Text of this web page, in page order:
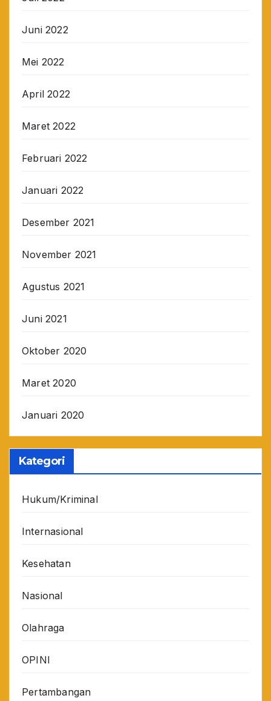
Juni 2022
Mei 2022
April 2022
Maret 2022
Februari 2022
Januari 2022
Desember 2021
November 2021
Agustus 2021
Juni 2021
Oktober 2020
Maret 2020
Januari 2020
Kategori
Hukum/Kriminal
Internasional
Kesehatan
Nasional
Olahraga
OPINI
Pertambangan